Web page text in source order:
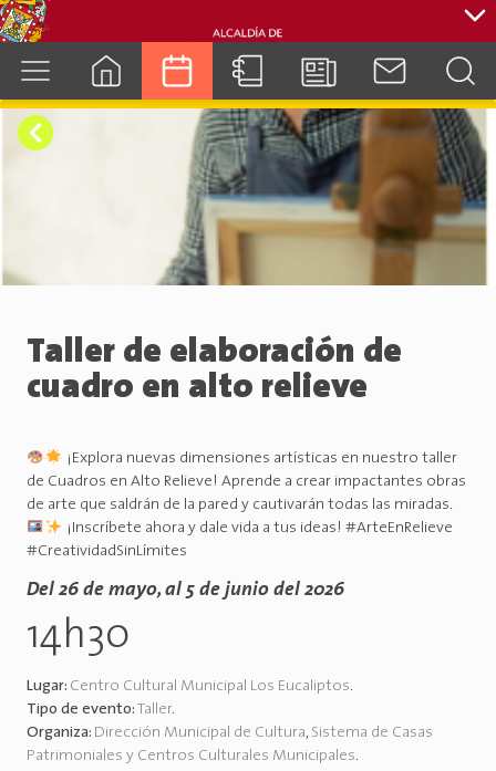
cuenca.gob.ec
Taller de elaboración de
cuadro en alto relieve
¡Explora nuevas dimensiones artísticas en nuestro taller
de Cuadros en Alto Relieve! Aprende a crear impactantes obras
de arte que saldrán de la pared y cautivarán todas las miradas.
¡Inscríbete ahora y dale vida a tus ideas! #ArteEnRelieve
#CreatividadSinLímites
Del 26 de mayo, al 5 de junio del 2026
14h30
Lugar: Centro Cultural Municipal Los Eucaliptos.
Tipo de evento: Taller.
Organiza: Dirección Municipal de Cultura, Sistema de Casas
Patrimoniales y Centros Culturales Municipales.